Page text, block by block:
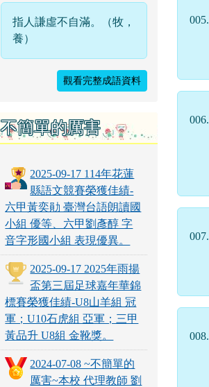
指人謙虛不自滿。（牧，
養）
觀看完整成語資料
不簡單的厲害
2025-09-17 114年花蓮
縣語文競賽榮獲佳績-
六甲黃奕勛 臺灣台語朗讀國
小組 優等、六甲劉彥醇 字
音字形國小組 表現優異。
2025-09-17 2025年雨揚
盃第三屆足球嘉年華錦
標賽榮獲佳績-U8山羊組 冠
軍；U10石虎組 亞軍；三甲
黃品升 U8組 金靴獎。
2024-07-08 ~不簡單的
厲害~本校 代理教師 劉
005.
006.
007.
008.